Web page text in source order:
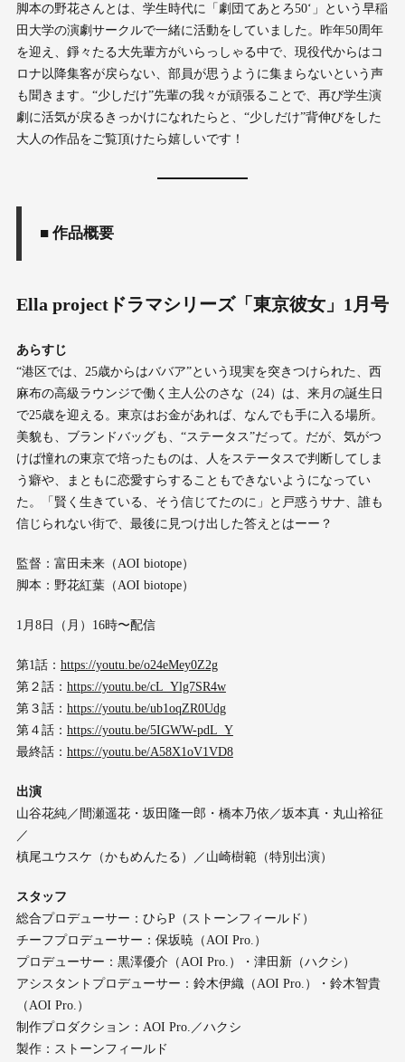
脚本の野花さんとは、学生時代に「劇団てあとろ50‘」という早稲
田大学の演劇サークルで一緒に活動をしていました。昨年50周年
を迎え、錚々たる大先輩方がいらっしゃる中で、現役代からはコ
ロナ以降集客が戻らない、部員が思うように集まらないという声
も聞きます。“少しだけ”先輩の我々が頑張ることで、再び学生演
劇に活気が戻るきっかけになれたらと、“少しだけ”背伸びをした
大人の作品をご覧頂けたら嬉しいです！
■ 作品概要
Ella projectドラマシリーズ「東京彼女」1月号
あらすじ
“港区では、25歳からはババア”という現実を突きつけられた、西
麻布の高級ラウンジで働く主人公のさな（24）は、来月の誕生日
で25歳を迎える。東京はお金があれば、なんでも手に入る場所。
美貌も、ブランドバッグも、“ステータス”だって。だが、気がつ
けば憧れの東京で培ったものは、人をステータスで判断してしま
う癖や、まともに恋愛すらすることもできないようになってい
た。「賢く生きている、そう信じてたのに」と戸惑うサナ、誰も
信じられない街で、最後に見つけ出した答えとはーー？
監督：富田未来（AOI biotope）
脚本：野花紅葉（AOI biotope）
1月8日（月）16時〜配信
第1話： https://youtu.be/o24eMey0Z2g
第２話： https://youtu.be/cL_Ylg7SR4w
第３話： https://youtu.be/ub1oqZR0Udg
第４話： https://youtu.be/5IGWW-pdL_Y
最終話： https://youtu.be/A58X1oV1VD8
出演
山谷花純／間瀬遥花・坂田隆一郎・橋本乃依／坂本真・丸山裕征
／
槙尾ユウスケ（かもめんたる）／山崎樹範（特別出演）
スタッフ
総合プロデューサー：ひらP（ストーンフィールド）
チーフプロデューサー：保坂暁（AOI Pro.）
プロデューサー：黒澤優介（AOI Pro.）・津田新（ハクシ）
アシスタントプロデューサー：鈴木伊織（AOI Pro.）・鈴木智貴
（AOI Pro.）
制作プロダクション：AOI Pro.／ハクシ
製作：ストーンフィールド